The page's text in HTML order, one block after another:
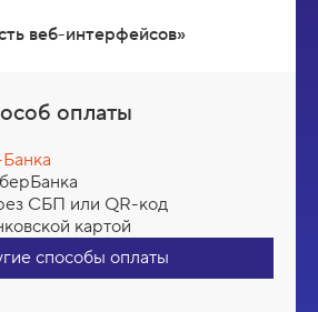
веб-интерфейсов»
оплаты
СБП или QR-код
картой
способы оплаты